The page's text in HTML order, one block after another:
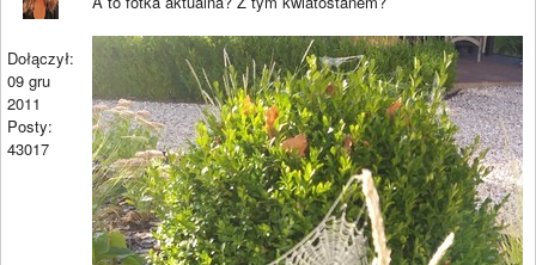
Dołączył:
09 gru
2011
Posty:
43017